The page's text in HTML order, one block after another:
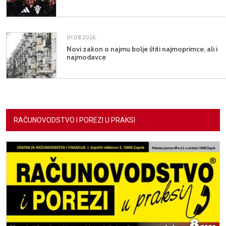
01.08.2026.
Novi zakon o najmu bolje štiti najmoprimce, ali i
najmodavce
RAČUNOVODSTVO I POREZI U PRAKSI